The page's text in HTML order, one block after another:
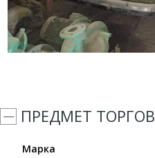
ПРЕДМЕТ ТОРГОВ
Марка